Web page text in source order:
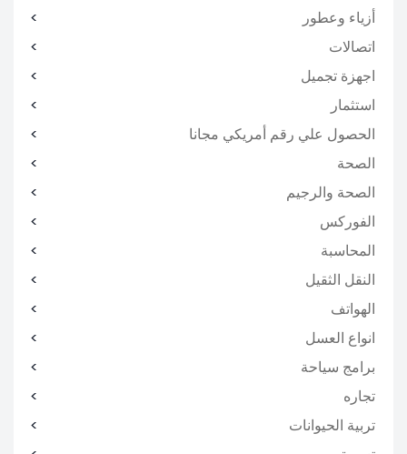
أزياء وعطور
اتصالات
اجهزة تجميل
استثمار
الحصول علي رقم أمريكي مجانا
الصحة
الصحة والرجيم
الفوركس
المحاسبة
النقل الثقيل
الهواتف
انواع العسل
برامج سياحة
تجاره
تربية الحيوانات